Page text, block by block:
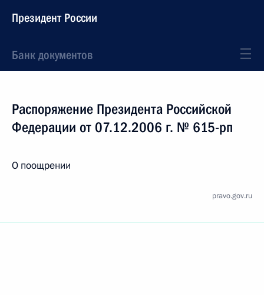
Президент России
Банк документов
Распоряжение Президента Российской
Федерации от 07.12.2006 г. № 615-рп
О поощрении
pravo.gov.ru